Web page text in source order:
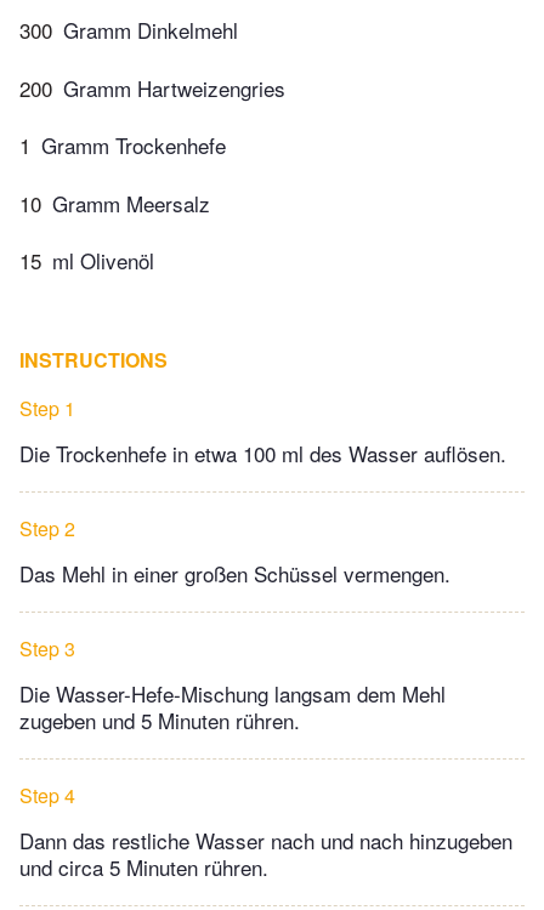
300 Gramm Dinkelmehl
200 Gramm Hartweizengries
1 Gramm Trockenhefe
10 Gramm Meersalz
15 ml Olivenöl
INSTRUCTIONS
Step 1
Die Trockenhefe in etwa 100 ml des Wasser auflösen.
Step 2
Das Mehl in einer großen Schüssel vermengen.
Step 3
Die Wasser-Hefe-Mischung langsam dem Mehl
zugeben und 5 Minuten rühren.
Step 4
Dann das restliche Wasser nach und nach hinzugeben
und circa 5 Minuten rühren.